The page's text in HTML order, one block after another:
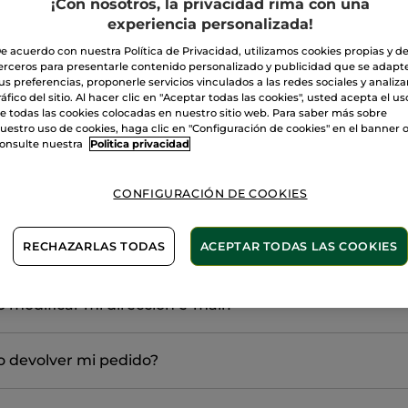
a las preguntas más frecuentes
gastos de envío y los plazos de entrega?
Correos:
con total seguridad en la página web yves-rocher.es?
Apple pay en tu dispositivo: Abre la app "Wallet" y
el pago: Selecciona "Apple Pay" como método de pago.
ID o tu código para autorizar la transacción.
Tras completar el pago, recibirás una notificación
conocer el estado de mi pedido?
electrónico y Códico postal
de seguimiento
cuenta en la página web de Yves Rocher?
modificar mi dirección e-mail?
devolver mi pedido?
¡Con nosotros, la privacidad rima con una
experiencia personalizada!
acuerdo con nuestra Política de Privacidad, utilizamos cookies propias y de
para presentarle contenido personalizado y publicidad que se
preferencias, proponerle servicios vinculados a las redes sociales y
del sitio. Al hacer clic en "Aceptar todas las cookies", usted acepta el
todas las cookies colocadas en nuestro sitio web. Para saber más sobre
uso de cookies, haga clic en "Configuración de cookies" en el banner o
nuestra
Politica privacidad
CONFIGURACIÓN DE COOKIES
RECHAZARLAS TODAS ACEPTAR TODAS LAS COOKIES